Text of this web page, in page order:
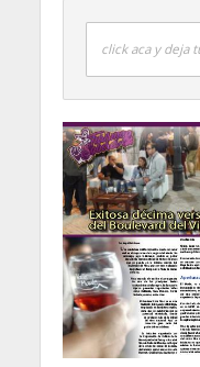
click aca y deja